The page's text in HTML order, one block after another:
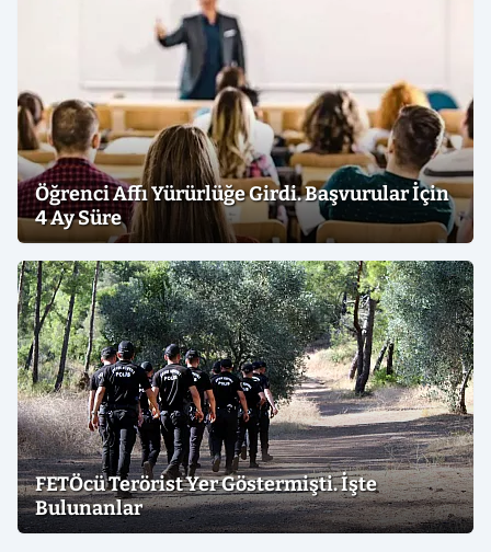
Öğrenci Affı Yürürlüğe Girdi. Başvurular İçin
4 Ay Süre
FETÖcü Terörist Yer Göstermişti. İşte
Bulunanlar